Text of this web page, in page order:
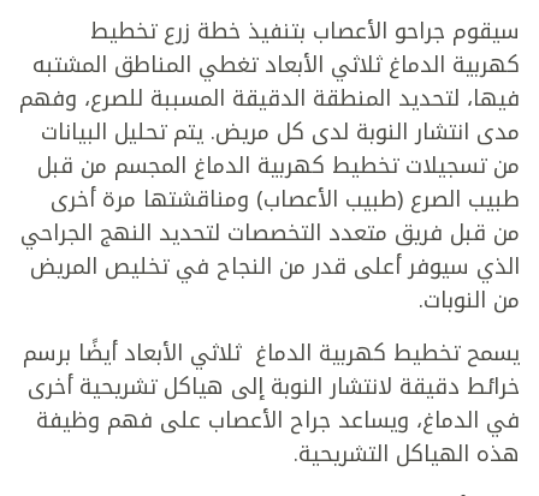
سيقوم جراحو الأعصاب بتنفيذ خطة زرعتخطيط
كهربية الدماغ ثلاثي الأبعادتغطي المناطق المشتبه
فيها، لتحديد المنطقة الدقيقة المسببة للصرع، وفهم
مدى انتشار النوبة لدى كل مريض. يتم تحليل البيانات
من تسجيلات تخطيط كهربية الدماغ المجسم من قبل
طبيب الصرع (طبيب الأعصاب) ومناقشتها مرة أخرى
من قبل فريق متعدد التخصصات لتحديد النهج الجراحي
الذي سيوفر أعلى قدر من النجاح في تخليص المريض
من النوبات.
يسمحتخطيط كهربية الدماغ ثلاثي الأبعادأيضًا برسم
خرائط دقيقة لانتشار النوبة إلى هياكل تشريحية أخرى
في الدماغ، ويساعد جراح الأعصاب على فهم وظيفة
هذه الهياكل التشريحية.